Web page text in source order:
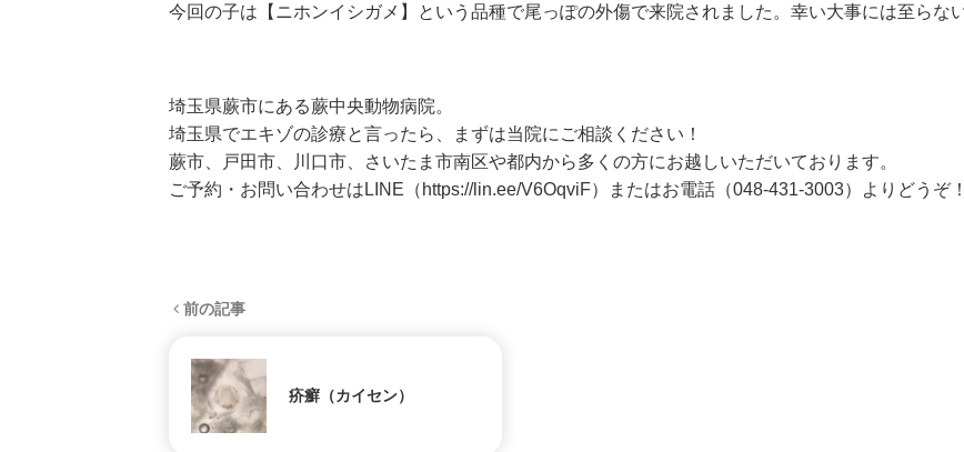
今回の子は【ニホンイシガメ】という品種で尾っぽの外傷で来院されました。幸い大事には至らな
埼玉県蕨市にある蕨中央動物病院。
埼玉県でエキゾの診療と言ったら、まずは当院にご相談ください！
蕨市、戸田市、川口市、さいたま市南区や都内から多くの方にお越しいただいております。
ご予約・お問い合わせはLINE（ https://lin.ee/V6OqviF）またはお電話（048-431-3003）よりどうぞ！
前の記事
疥癬（カイセン）